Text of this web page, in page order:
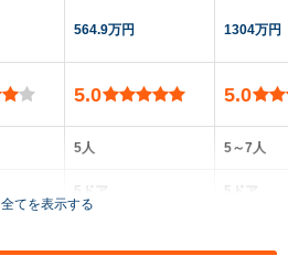
564.9万円
5.0
5人
5ドア
全高
1304万円
5.0
5～7人
5ドア
全高
全てを表示する